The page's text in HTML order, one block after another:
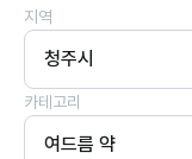
지역
청주시
카테고리
여드름 약